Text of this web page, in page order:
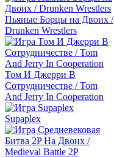
Пьяные Борцы на Двоих /
Drunken Wrestlers
Том И Джерри В
Сотрудничестве / Tom
And Jerry In Cooperation
Supaplex